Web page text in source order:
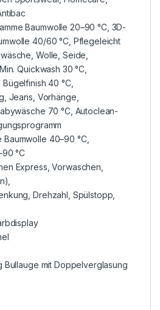
Baumwolle 20–90 °C, 3D-
40/60 °C, Pflegeleicht
Wolle, Seide,
Quickwash 30 °C,
40 °C,
Jeans, Vorhänge,
70 °C, Autoclean-
40–90 °C,
°C
Express, Vorwaschen,
Drehzahl, Spülstopp,
Bullauge mit Doppelverglasung